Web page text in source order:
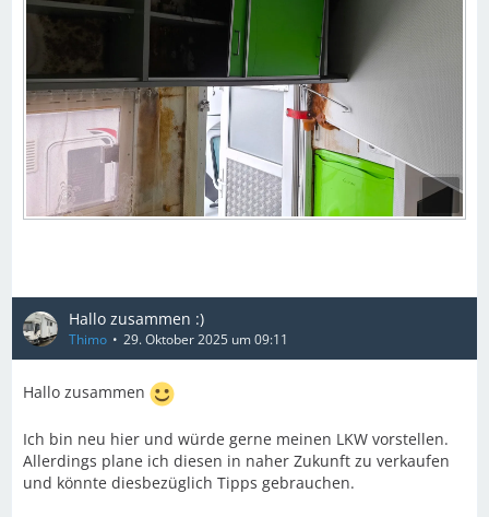
Hallo zusammen :)
Thimo 29. Oktober 2025 um 09:11
Hallo zusammen
Ich bin neu hier und würde gerne meinen LKW vorstellen.
Allerdings plane ich diesen in naher Zukunft zu verkaufen
und könnte diesbezüglich Tipps gebrauchen.